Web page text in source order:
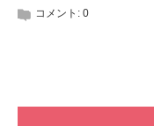
コメント: 0